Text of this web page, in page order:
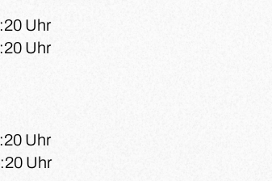
Uhr
Uhr
Uhr
Uhr